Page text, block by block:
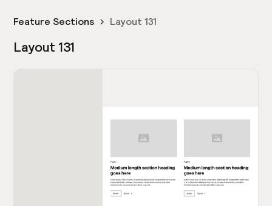
Feature Sections Layout 131
Layout 131